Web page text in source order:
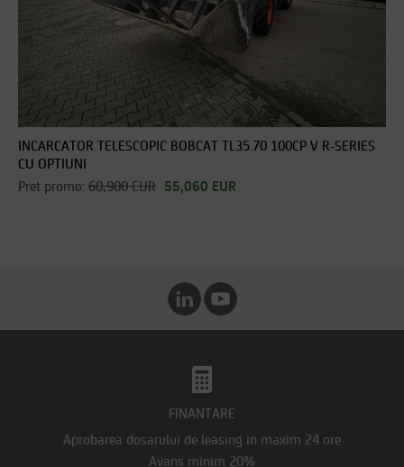
INCARCATOR TELESCOPIC BOBCAT TL35.70 100CP V R-SERIES
CU OPTIUNI
Pret promo: 60,900 EUR 55,060 EUR
FINANTARE
Aprobarea dosarului de leasing in maxim 24 ore
Avans minim 20%